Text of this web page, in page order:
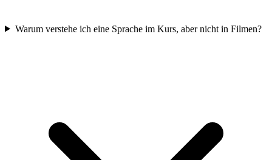
Warum verstehe ich eine Sprache im Kurs, aber nicht in Filmen?